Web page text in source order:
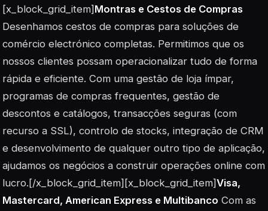
[x_block_grid_item] Montras e Cestos de Compras
Desenhamos cestos de compras para soluções de
comércio electrónico completas. Permitimos que os
nossos clientes possam operacionalizar tudo de forma
rápida e eficiente. Com uma gestão de loja ímpar,
programas de compras frequentes, gestão de
descontos e catálogos, transacções seguras (com
recurso a SSL), controlo de stocks, integração de CRM
e desenvolvimento de qualquer outro tipo de aplicação,
ajudamos os negócios a construir operações online com
lucro.[/x_block_grid_item][x_block_grid_item]Visa,
Mastercard, American Express e Multibanco Com as